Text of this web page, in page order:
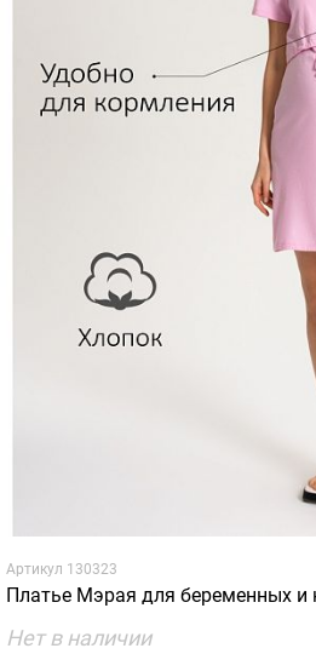
Артикул 130323
Платье Мэрая для беременных
Нет в наличии